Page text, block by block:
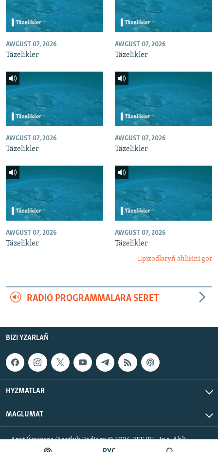
AWGUST 07, 2026
Täzelikler
AWGUST 07, 2026
Täzelikler
AWGUST 07, 2026
Täzelikler
AWGUST 07, 2026
Täzelikler
AWGUST 07, 2026
Täzelikler
AWGUST 07, 2026
Täzelikler
Epizodlaryň ählisini gör
RADIO PROGRAMMALARA SERET
BIZI YZARLAŇ
HYZMATLAR
MAGLUMAT
Azat Ýewropa/Azatlyk Radiosy © 2026 RFE/RL, Inc. Ähli
hukuklar goralan.